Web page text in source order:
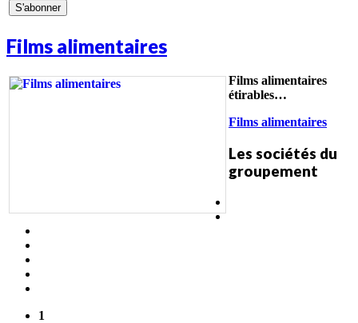
Films alimentaires
Films alimentaires
étirables…
Films alimentaires
Les sociétés du
groupement
1